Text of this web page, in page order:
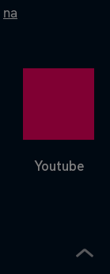
na
Youtube